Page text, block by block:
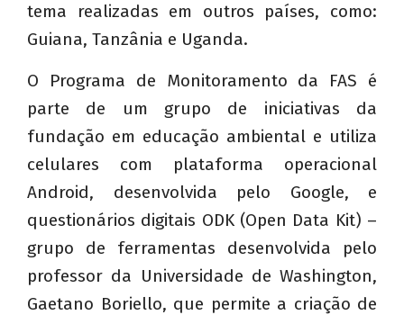
tema realizadas em outros países, como:
Guiana, Tanzânia e Uganda.
O Programa de Monitoramento da FAS é
parte de um grupo de iniciativas da
fundação em educação ambiental e utiliza
celulares com plataforma operacional
Android, desenvolvida pelo Google, e
questionários digitais ODK (Open Data Kit) –
grupo de ferramentas desenvolvida pelo
professor da Universidade de Washington,
Gaetano Boriello, que permite a criação de